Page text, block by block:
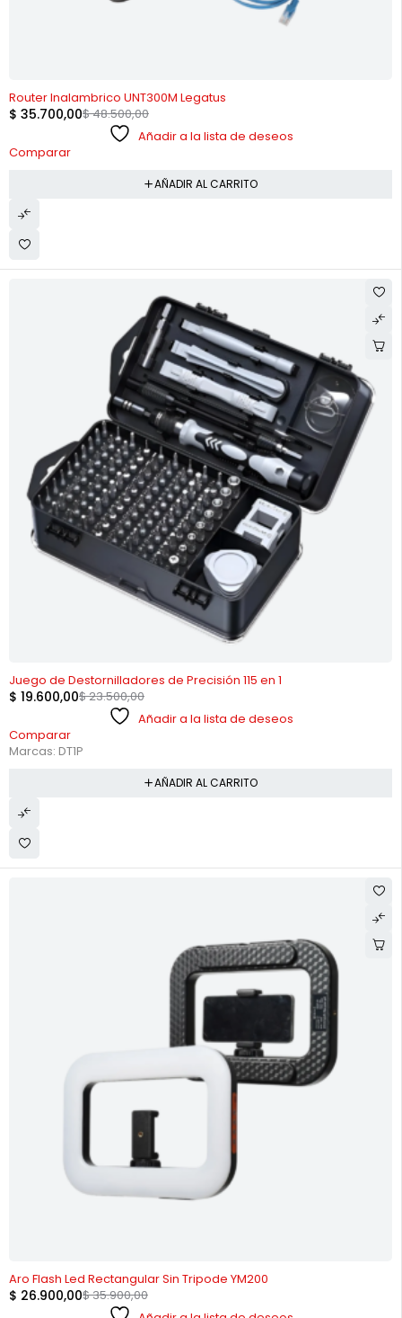
Router Inalambrico UNT300M Legatus
$48.500,00
$ 35.700,00
Añadir a la lista de deseos
Comparar
AÑADIR AL CARRITO
Juego de Destornilladores de Precisión 115 en 1
$23.500,00
$ 19.600,00
Añadir a la lista de deseos
Comparar
Marcas: DT1P
AÑADIR AL CARRITO
Aro Flash Led Rectangular Sin Tripode YM200
$35.900,00
$ 26.900,00